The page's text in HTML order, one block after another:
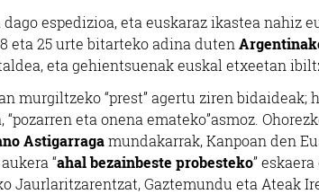
espedizioa, eta euskaraz ikastea nahiz
eta 25 urte bitarteko adina duten
eta gehientsuenak euskal etxeetan
murgiltzeko “prest” agertu ziren bidaideak;
eta onena emateko”asmoz.
Astigarragamundakarrak, Kanpoan den
“ahal bezainbeste probesteko”
Jaurlaritzarentzat, Gaztemundu eta Ateak